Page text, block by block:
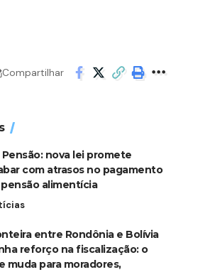
Compartilhar
Pensão: nova lei promete
com atrasos no pagamento
alimentícia
entre Rondônia e Bolívia
reforço na fiscalização: o
muda para moradores,